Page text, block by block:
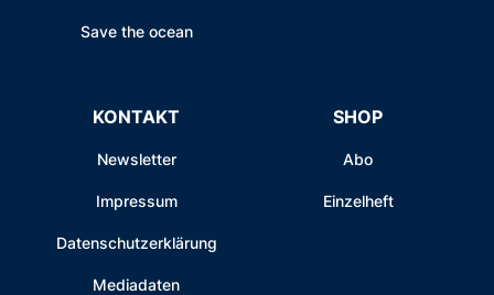
Save the ocean
KONTAKT
Newsletter
Impressum
Datenschutzerklärung
Mediadaten
SHOP
Abo
Einzelheft